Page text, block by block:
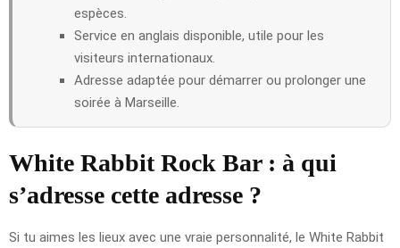
espèces.
Service en anglais disponible, utile pour les
visiteurs internationaux.
Adresse adaptée pour démarrer ou prolonger une
soirée à Marseille.
White Rabbit Rock Bar : à qui
s’adresse cette adresse ?
Si tu aimes les lieux avec une vraie personnalité, le White Rabbit